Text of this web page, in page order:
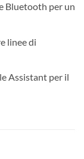
Bluetooth per un
linee di
Assistant per il